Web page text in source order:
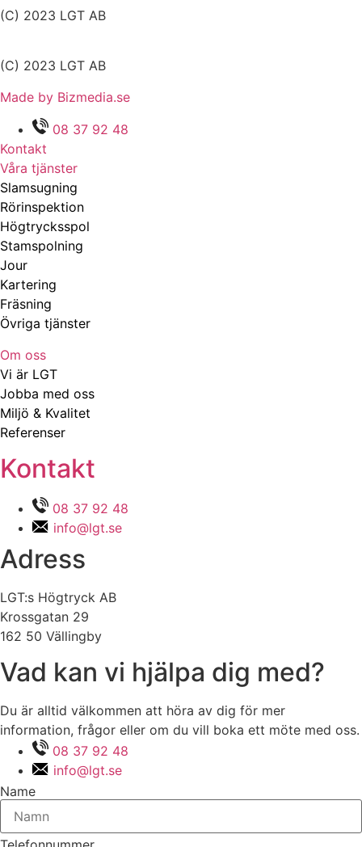
(C) 2023 LGT AB
(C) 2023 LGT AB
Made by Bizmedia.se
08 37 92 48
Kontakt
Våra tjänster
Slamsugning
Rörinspektion
Högtrycksspol
Stamspolning
Jour
Kartering
Fräsning
Övriga tjänster
Om oss
Vi är LGT
Jobba med oss
Miljö & Kvalitet
Referenser
Kontakt
08 37 92 48
info@lgt.se
Adress
LGT:s Högtryck AB
Krossgatan 29
162 50 Vällingby
Vad kan vi hjälpa dig med?
Du är alltid välkommen att höra av dig för mer
information, frågor eller om du vill boka ett möte med oss.
08 37 92 48
info@lgt.se
Name